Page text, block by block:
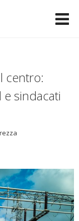
centro:
sindacati